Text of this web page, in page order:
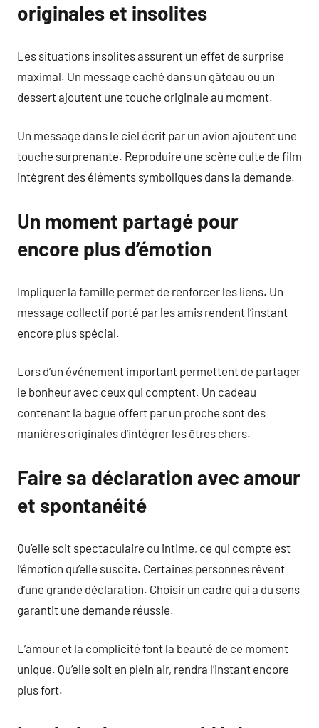
originales et insolites
Les situations insolites assurent un effet de surprise
maximal. Un message caché dans un gâteau ou un
dessert ajoutent une touche originale au moment.
Un message dans le ciel écrit par un avion ajoutent une
touche surprenante. Reproduire une scène culte de film
intègrent des éléments symboliques dans la demande.
Un moment partagé pour
encore plus d’émotion
Impliquer la famille permet de renforcer les liens. Un
message collectif porté par les amis rendent l’instant
encore plus spécial.
Lors d’un événement important permettent de partager
le bonheur avec ceux qui comptent. Un cadeau
contenant la bague offert par un proche sont des
manières originales d’intégrer les êtres chers.
Faire sa déclaration avec amour
et spontanéité
Qu’elle soit spectaculaire ou intime, ce qui compte est
l’émotion qu’elle suscite. Certaines personnes rêvent
d’une grande déclaration. Choisir un cadre qui a du sens
garantit une demande réussie.
L’amour et la complicité font la beauté de ce moment
unique. Qu’elle soit en plein air, rendra l’instant encore
plus fort.